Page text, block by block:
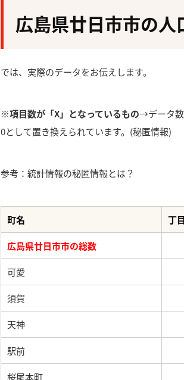
広島県廿日市市の
では、実際のデータをお伝えします。
※項目数が「X」となっているもの→データ数
0として置き換えられています。(秘匿情報)
参考：統計情報の秘匿情報とは？
町名 丁
広島県廿日市市の総数
可愛
須賀
天神
駅前
桜尾本町